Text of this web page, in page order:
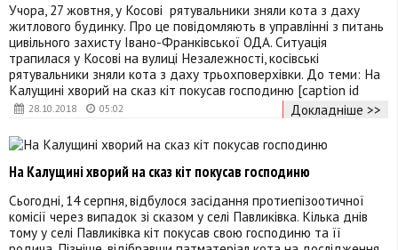
28.10.2018 05:02
Учора, 27 жовтня, у Косові рятувальники зняли кота з даху
житлового будинку. Про це повідомляють в управлінні з питань
цивільного захисту Івано-Франківської ОДА. Ситуація
трапилася у Косові на вулиці Незалежності, косівські
рятувальники зняли кота з даху трьохповерхівки. До теми: На
Калущині хворий на сказ кіт покусав господиню [caption id
Докладніше >>
На Калущині хворий на сказ кіт покусав господиню
Сьогодні, 14 серпня, відбулося засідання протиепізоотичної
комісії через випадок зі сказом у селі Павликівка. Кілька днів
тому у селі Павликівка кіт покусав свою господиню та її